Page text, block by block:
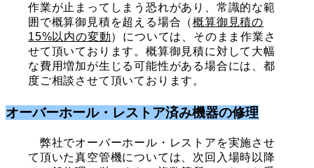
作業が止まってしまう恐れがあり、常識的な範
囲で概算御見積を超える場合（概算御見積の
15%以内の変動）については、そのまま作業さ
せて頂いております。概算御見積に対して大幅
な費用増加が生じる可能性がある場合には、都
度ご相談させて頂いております。
オーバーホール・レストア済み機器の修理
弊社でオーバーホール・レストアを実施させ
て頂いた真空管機については、次回入場時以降